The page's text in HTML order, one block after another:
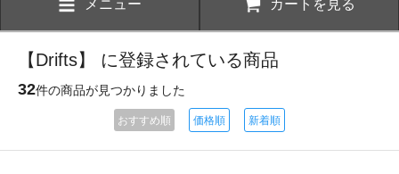
メニュー カートを見る
【Drifts】 に登録されている商品
32件の商品が見つかりました
おすすめ順 価格順 新着順